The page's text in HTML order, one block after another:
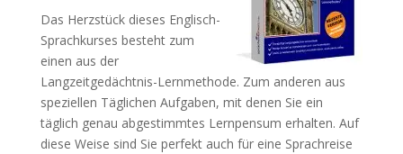
Das Herzstück dieses Englisch-
Sprachkurses besteht zum
einen aus der
Langzeitgedächtnis-Lernmethode. Zum anderen aus
speziellen Täglichen Aufgaben, mit denen Sie ein
täglich genau abgestimmtes Lernpensum erhalten. Auf
diese Weise sind Sie perfekt auch für eine Sprachreise